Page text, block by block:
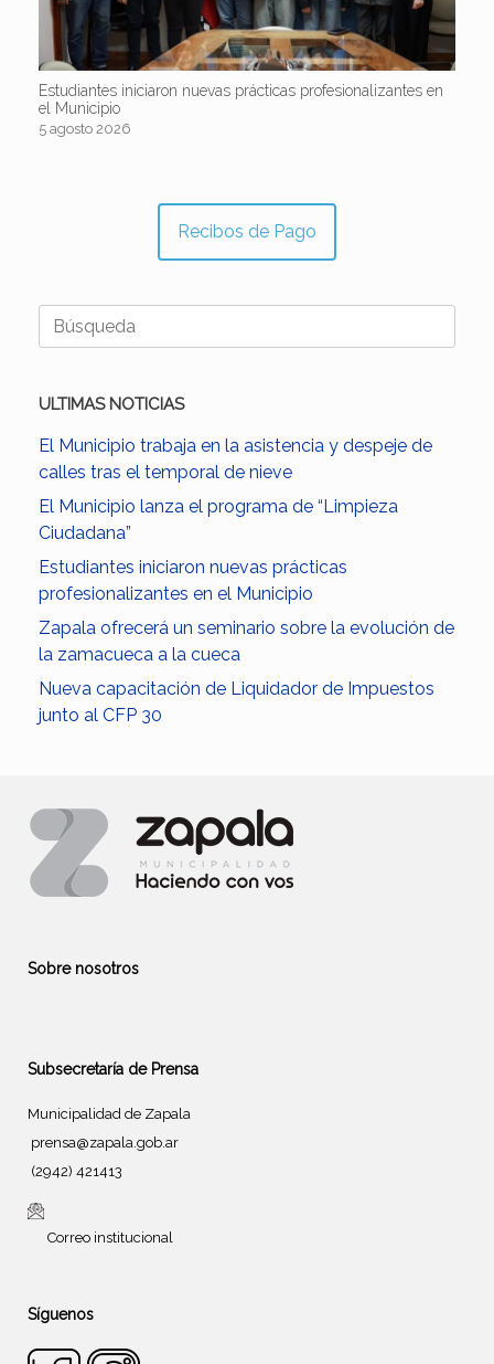
Estudiantes iniciaron nuevas prácticas profesionalizantes en
el Municipio
5 agosto 2026
Recibos de Pago
Buscar:
ULTIMAS NOTICIAS
El Municipio trabaja en la asistencia y despeje de
calles tras el temporal de nieve
El Municipio lanza el programa de “Limpieza
Ciudadana”
Estudiantes iniciaron nuevas prácticas
profesionalizantes en el Municipio
Zapala ofrecerá un seminario sobre la evolución de
la zamacueca a la cueca
Nueva capacitación de Liquidador de Impuestos
junto al CFP 30
Sobre nosotros
Subsecretaría de Prensa
Municipalidad de Zapala
prensa@zapala.gob.ar
(2942) 421413
Correo institucional
Síguenos